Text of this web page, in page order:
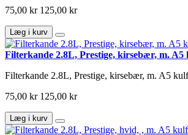
75,00 kr 125,00 kr
Læg i kurv
Filterkande 2.8L, Prestige, kirsebær, m. A5
Filterkande 2.8L, Prestige, kirsebær, m. A5
75,00 kr 125,00 kr
Læg i kurv